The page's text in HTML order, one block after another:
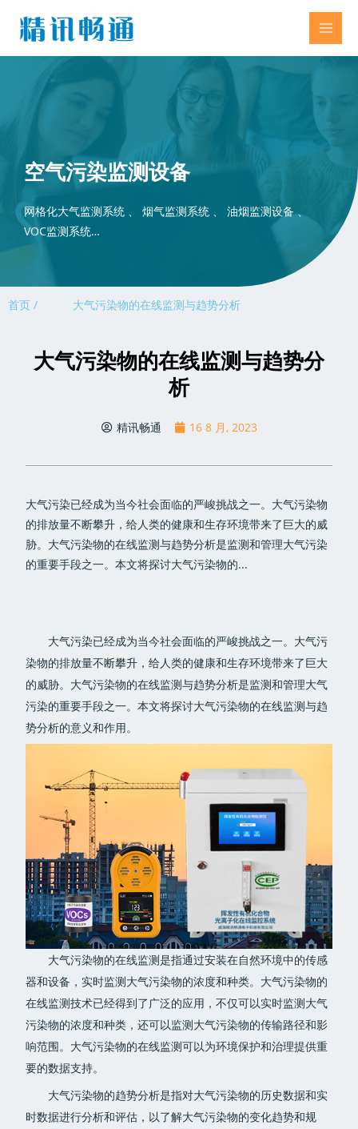
空气污染监测设备
网格化大气监测系统 、 烟气监测系统 、 油烟监测设备 、
VOC监测系统…
首页 / 大气污染物的在线监测与趋势分析
大气污染物的在线监测与趋势分
析
精讯畅通 16 8 月, 2023
大气污染已经成为当今社会面临的严峻挑战之一。大气污染物
的排放量不断攀升，给人类的健康和生存环境带来了巨大的威
胁。大气污染物的在线监测与趋势分析是监测和管理大气污染
的重要手段之一。本文将探讨大气污染物的...
大气污染已经成为当今社会面临的严峻挑战之一。大气污
染物的排放量不断攀升，给人类的健康和生存环境带来了巨大
的威胁。大气污染物的在线监测与趋势分析是监测和管理大气
污染的重要手段之一。本文将探讨大气污染物的在线监测与趋
势分析的意义和作用。
大气污染物的在线监测是指通过安装在自然环境中的传感
器和设备，实时监测大气污染物的浓度和种类。大气污染物的
在线监测技术已经得到了广泛的应用，不仅可以实时监测大气
污染物的浓度和种类，还可以监测大气污染物的传输路径和影
响范围。大气污染物的在线监测可以为环境保护和治理提供重
要的数据支持。
大气污染物的趋势分析是指对大气污染物的历史数据和实
时数据进行分析和评估，以了解大气污染物的变化趋势和规